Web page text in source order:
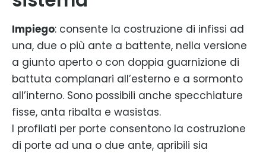
Impiego: consente la costruzione di infissi ad
una, due o più ante a battente, nella versione
a giunto aperto o con doppia guarnizione di
battuta complanari all’esterno e a sormonto
all’interno. Sono possibili anche specchiature
fisse, anta ribalta e wasistas.
I profilati per porte consentono la costruzione
di porte ad una o due ante, apribili sia